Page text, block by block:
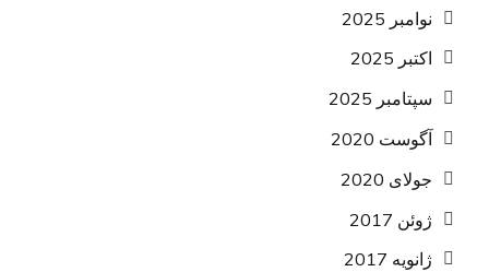
نوامبر 2025
اکتبر 2025
سپتامبر 2025
آگوست 2020
جولای 2020
ژوئن 2017
ژانویه 2017